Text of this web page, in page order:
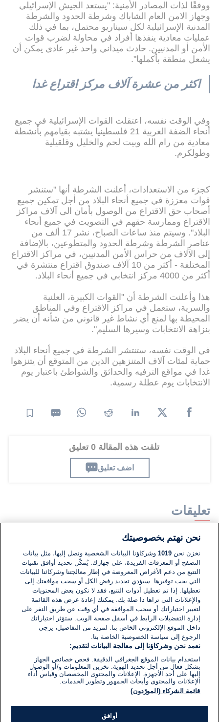
ووفقًا لذات المصادر الأمنية: "يستعد الجيش الإسرائيلي
وجهاز الامن العام الشاباك وشرطة الحدود والشرطة
المدنية الإسرائيلية لكل سيناريو محتمل، بما في ذلك
عمليات معادية ينفذها أفراد في محاولة لضرب قوات
الأمن أو المدنيين. حادث ميداني واحد غير عادي يمكن أن
يشعل منطقة بأكملها".
اكثر من عشرة آلاف مركز اقتراع غدا
وفي الوقت نفسه، اعتقلت القوات الإسرائيلية في جميع
أنحاء الضفة الغربية 21 فلسطينيا يشتبه بقيامهم بأنشطة
معادية من رام الله وبيت لحم والخليل وقلقيلية
وطولكرم.
كجزء من الاستعدادات، أعلنت الشرطة أنها "ستنشر
قوات معززة في جميع أنحاء البلاد من أجل تمكين جميع
أصحاب حق الاقتراع من الوصول بأمان الى آلاف مراكز
الاقتراع وممارسة حقهم في التصويت في جميع أنحاء
البلاد". وسيتم منذ ساعات الصباح، نشر 17 ألف من
عناصر الشرطة وشرطة الحدود والمتطوعين، بالإضافة
إلى الآلاف من حراس الأمن المدنيين، في مراكز الاقتراع
المختلفة - أكثر من 10 آلاف صندوق اقتراع منتشرة في
أكثر من 4000 مركز انتخابي في جميع أنحاء البلاد.
هذا وأعلنت الشرطة أن "القوات الكبيرة، العلنية
والسرية، ستعمل في مراكز الاقتراع وفي المناطق
المحيطة بها لمنع أي نشاط غير قانوني من شأنه أن يضر
بنزاهة الانتخابات وسيرها السليم".
في الوقت نفسه، ستنتشر الشرطة في جميع أنحاء البلاد
حماية لمئات آلاف المتنزهين الذين من المتوقع أن يتنزهوا
غدا في مواقع الترفيه والحدائق والشواطئ باعتبار يوم
الانتخابات يوم عطلة رسمية.
تلقت هذه المقالة 0 تعليق
اضف تعليق
تعليقات
لا توجد تعليقات مكتوبة حتى الآن. كن الأول!
اكتب تعليقًا جديدًا ...
نحن نهتم بخصوصيتك
نخزن نحن1019 وشركاؤنا البيانات الشخصية ونصل إليها، مثل بيانات
التصفح أو المعرفات الفريدة، على جهازك. يُمكّن تحديد أوافق تقنيات
التتبع من دعم الأغراض المعروضة في إطار معالجتنا وشركائنا للبيانات
التي يجب توفيرها. سيؤدي تحديد رفض الكل أو سحب موافقتك إلى
تعطيلها. إذا تم تعطيل أدوات التتبع، فقد لا تكون بعض المحتويات
والإعلانات التي تراها ذا صلة بك. يمكنك إعادة عرض هذه القائمة
لتغيير اختياراتك أو سحب الموافقة في أي وقت عن طريق النقر على
إدارة التفضيلات الرابط في أسفل صفحة الويب. ستؤثر اختياراتك
داخل الموقع الإلكتروني الخاص بنا. لمزيد من التفاصيل، يرجى
الرجوع إلى سياسة الخصوصية الخاصة بنا.
نعمد نحن وشركاؤنا إلى معالجة البيانات لتقديم:
استخدام بيانات الموقع الجغرافي الدقيقة. فحص خصائص الجهاز
بشكل فعال من أجل تحديد الهوية. تخزين المعلومات و/أو الوصول
إليها على أحد الأجهزة. الإعلانات والمحتوى المخصصان وقياس أداء
الإعلانات والمحتوى وأبحاث الجمهور وتطوير الخدمات.
قائمة الشركاء (المورّدون)
أوافق